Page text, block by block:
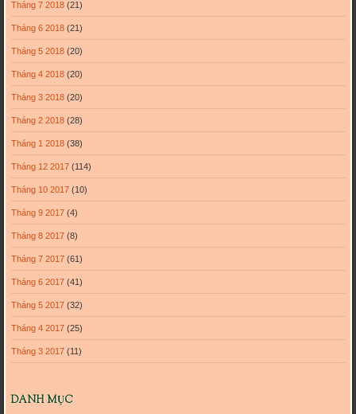
Tháng 7 2018(21)
Tháng 6 2018(21)
Tháng 5 2018(20)
Tháng 4 2018(20)
Tháng 3 2018(20)
Tháng 2 2018(28)
Tháng 1 2018(38)
Tháng 12 2017(114)
Tháng 10 2017(10)
Tháng 9 2017(4)
Tháng 8 2017(8)
Tháng 7 2017(61)
Tháng 6 2017(41)
Tháng 5 2017(32)
Tháng 4 2017(25)
Tháng 3 2017(11)
DANH MỤC